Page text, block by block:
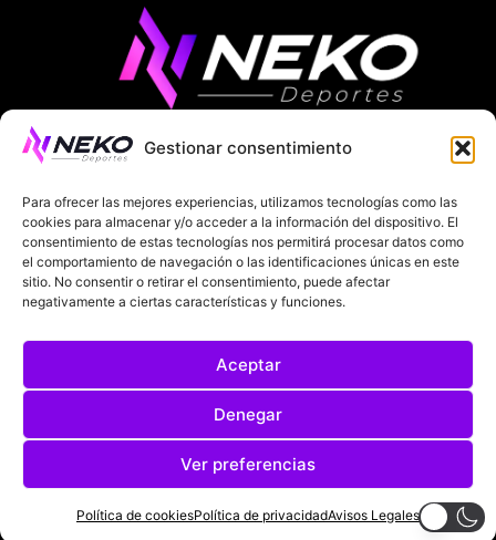
Gestionar consentimiento
Para ofrecer las mejores experiencias, utilizamos tecnologías como las
cookies para almacenar y/o acceder a la información del dispositivo. El
consentimiento de estas tecnologías nos permitirá procesar datos como
el comportamiento de navegación o las identificaciones únicas en este
sitio. No consentir o retirar el consentimiento, puede afectar
negativamente a ciertas características y funciones.
Aceptar
Denegar
Ver preferencias
Política de cookiesPolítica de privacidadAvisos Legales
ÚLTIMAS NOTICIAS COMPETICIONES EUROPEAS
LA LIGA MUNDIAL 2026 FÚTBOL INTERNACIONAL
SOBRE NOSOTROS
POLÍTICA DE PRIVACIDAD
POLÍTICA DE COOKIES